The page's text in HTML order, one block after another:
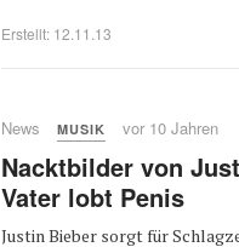
Erstellt: 12.11.13
News MUSIK vor 10 Jahren
Nacktbilder von
Vater lobt Penis
Justin Bieber sorgt für